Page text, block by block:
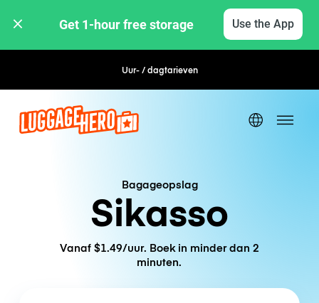
Get 1-hour free storage Use the App
Uur- / dagtarieven Flexibel boeken
Bagageopslag
Sikasso
Vanaf $1.49/uur. Boek in minder dan 2
minuten.